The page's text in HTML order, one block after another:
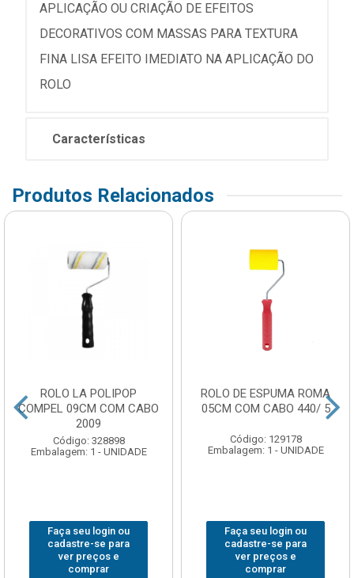
APLICAÇÃO OU CRIAÇÃO DE EFEITOS
DECORATIVOS COM MASSAS PARA TEXTURA
FINA LISA EFEITO IMEDIATO NA APLICAÇÃO DO
ROLO
Características
Produtos Relacionados
ROLO LA POLIPOP
COMPEL 09CM COM CABO
2009
Código: 328898
Embalagem: 1 - UNIDADE
Faça seu login ou
cadastre-se para
ver preços e
comprar
ROLO DE ESPUMA ROMA
05CM COM CABO 440/ 5
Código: 129178
Embalagem: 1 - UNIDADE
Faça seu login ou
cadastre-se para
ver preços e
comprar